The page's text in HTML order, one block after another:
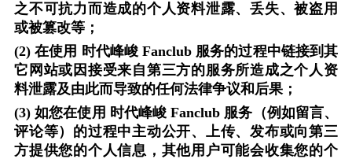
之不可抗力而造成的个人资料泄露、丢失、被盗用
或被篡改等；
(2) 在使用 时代峰峻 Fanclub 服务的过程中链接到其
它网站或因接受来自第三方的服务所造成之个人资
料泄露及由此而导致的任何法律争议和后果；
(3)如您在使用 时代峰峻 Fanclub 服务（例如留言、
评论等）的过程中主动公开、上传、发布或向第三
方提供您的个人信息，其他用户可能会收集您的个